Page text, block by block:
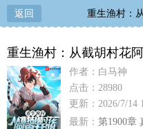
返回 重生渔村：
重生渔村：从截胡村花
作者：白马神
点击：28980
更新：2026/7/14
最新： 第1900章